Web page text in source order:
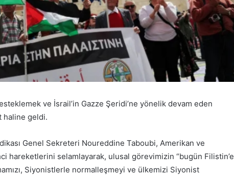
ve İsrail’in Gazze Şeridi’ne yönelik devam eden
haline geldi.
Genel Sekreteri Noureddine Taboubi, Amerikan ve
hareketlerini selamlayarak, ulusal görevimizin “bugün Filistin’e
Siyonistlerle normalleşmeyi ve ülkemizi Siyonist